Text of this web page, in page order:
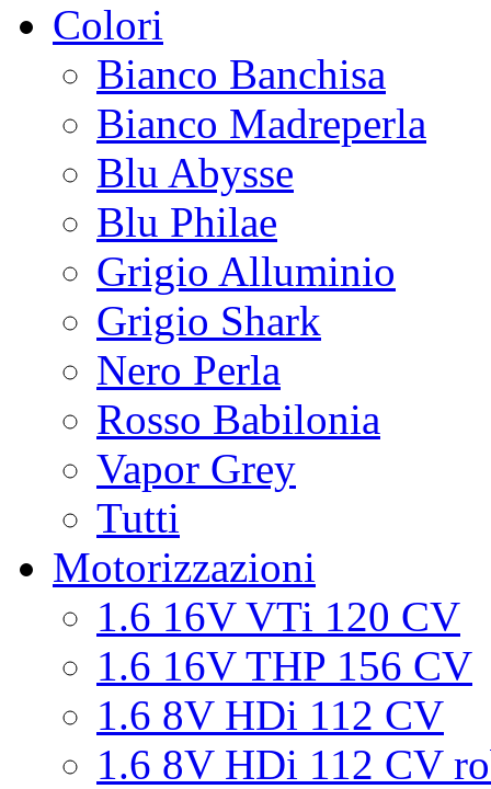
Colori
Bianco Banchisa
Bianco Madreperla
Blu Abysse
Blu Philae
Grigio Alluminio
Grigio Shark
Nero Perla
Rosso Babilonia
Vapor Grey
Tutti
Motorizzazioni
1.6 16V VTi 120 CV
1.6 16V THP 156 CV
1.6 8V HDi 112 CV
1.6 8V HDi 112 CV